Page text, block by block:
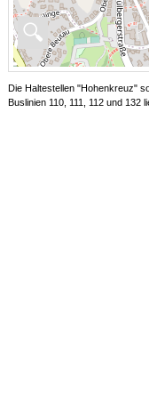
🔍
Die Haltestellen "Hohenkreuz"
Buslinien 110, 111, 112 und 132